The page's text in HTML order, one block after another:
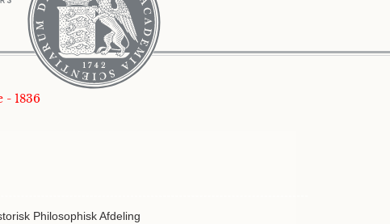
- 1836
Philosophisk Afdeling